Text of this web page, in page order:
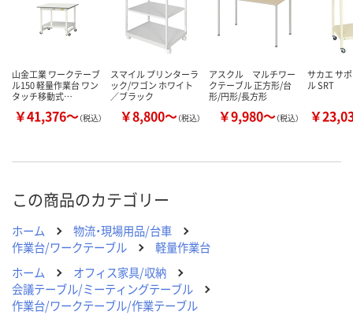
山金工業 ワークテーブ
ル150 軽量作業台 ワン
タッチ移動式…
￥41,376～（税込）
スマイル プリンターラ
ック/ワゴン ホワイト
／ブラック
￥8,800～（税込）
アスクル マルチワー
クテーブル 正方形/台
形/円形/長方形
￥9,980～（税込）
サカエ サ
ル SRT
￥
この商品のカテゴリー
ホーム
物流・現場用品/台車
作業台/ワークテーブル
軽量作業台
ホーム
オフィス家具/収納
会議テーブル/ミーティングテーブル
作業台/ワークテーブル/作業テーブル